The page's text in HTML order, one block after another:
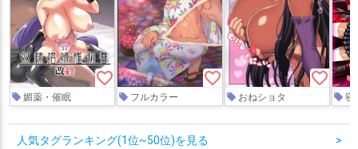
favorite_border
媚薬・催眠
favorite_border
フルカラー
favorite_border
おねショタ 寝
人気タグランキング(1位~50位)を見る >